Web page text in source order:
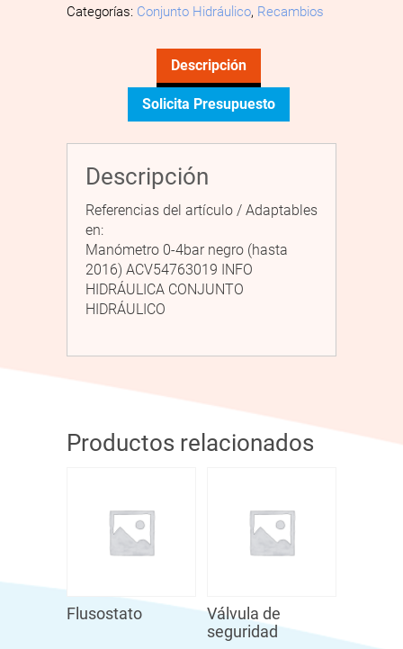
Categorías: Conjunto Hidráulico, Recambios
Descripción
Solicita Presupuesto
Descripción
Referencias del artículo / Adaptables
en:
Manómetro 0-4bar negro (hasta
2016) ACV54763019 INFO
HIDRÁULICA CONJUNTO
HIDRÁULICO
Productos relacionados
Flusostato
Válvula de
seguridad